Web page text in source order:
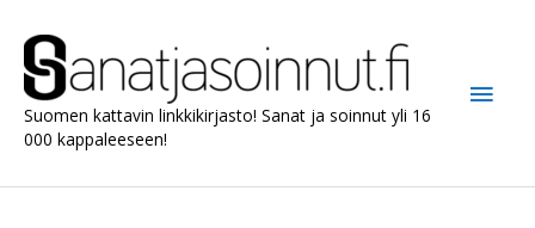
sisältöön
Suomen kattavin linkkikirjasto! Sanat ja soinnut yli 16
000 kappaleeseen!